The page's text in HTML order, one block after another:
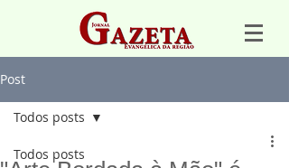
Post
Todos posts
Todos posts